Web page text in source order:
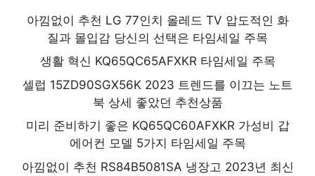
아낌없이 추천 LG 77인치 올레드 TV 압도적인 화
질과 몰입감 당신의 선택은 타임세일 주목
생활 혁신 KQ65QC65AFXKR 타임세일 주목
셀럽 15ZD90SGX56K 2023 트렌드를 이끄는 노트
북 상세 좋았던 추천상품
미리 준비하기 좋은 KQ65QC60AFXKR 가성비 갑
에어컨 모델 5가지 타임세일 주목
아낌없이 추천 RS84B5081SA 냉장고 2023년 최신